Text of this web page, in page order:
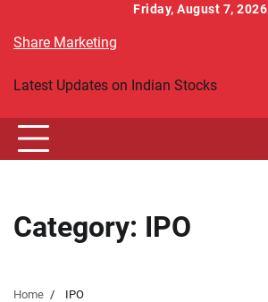
content
Friday, August 7, 2026
Share Marketing
Latest Updates on Indian Stocks
Category: IPO
Home IPO